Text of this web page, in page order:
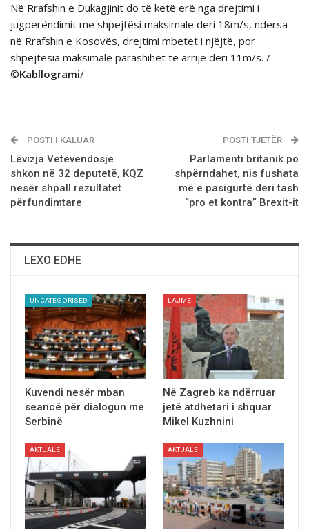
Në Rrafshin e Dukagjinit do të ketë erë nga drejtimi i
jugperëndimit me shpejtësi maksimale deri 18m/s, ndërsa
në Rrafshin e Kosovës, drejtimi mbetet i njëjtë, por
shpejtësia maksimale parashihet të arrijë deri 11m/s. /
©Kabllogrami/
POSTI I KALUAR
Lëvizja Vetëvendosje
shkon në 32 deputetë, KQZ
nesër shpall rezultatet
përfundimtare
POSTI TJETËR
Parlamenti britanik po
shpërndahet, nis fushata
më e pasigurtë deri tash
“pro et kontra” Brexit-it
LEXO EDHE
UNCATEGORISED
Kuvendi nesër mban
seancë për dialogun me
Serbinë
LAJME
Në Zagreb ka ndërruar
jetë atdhetari i shquar
Mikel Kuzhnini
AKTUALE AKTUALE